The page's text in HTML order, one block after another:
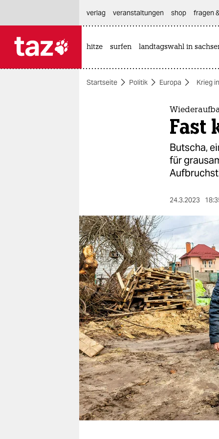
themen
berlin
nord
wahrheit
verlag
verlag
veranstaltungen
shop
fragen & hilfe
unterstützen
abo
genossenschaft
verlag
veranstaltungen shop fragen
hitze surfen landtagswahl in
Startseite Politik Europa Krieg
Fast
Butscha,
für
24.3.2023